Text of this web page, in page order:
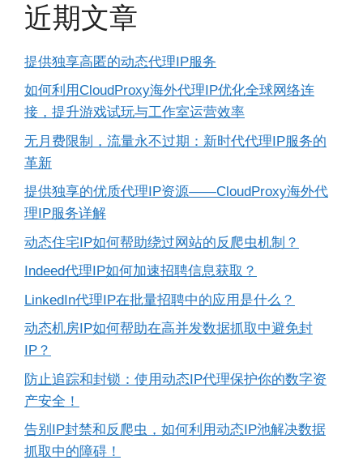
近期文章
提供独享高匿的动态代理IP服务
如何利用CloudProxy海外代理IP优化全球网络连
接，提升游戏试玩与工作室运营效率
无月费限制，流量永不过期：新时代代理IP服务的
革新
提供独享的优质代理IP资源——CloudProxy海外代
理IP服务详解
动态住宅IP如何帮助绕过网站的反爬虫机制？
Indeed代理IP如何加速招聘信息获取？
LinkedIn代理IP在批量招聘中的应用是什么？
动态机房IP如何帮助在高并发数据抓取中避免封
IP？
防止追踪和封锁：使用动态IP代理保护你的数字资
产安全！
告别IP封禁和反爬虫，如何利用动态IP池解决数据
抓取中的障碍！